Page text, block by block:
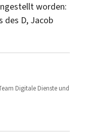
worden:
des D, Jacob
Digitale Dienste und